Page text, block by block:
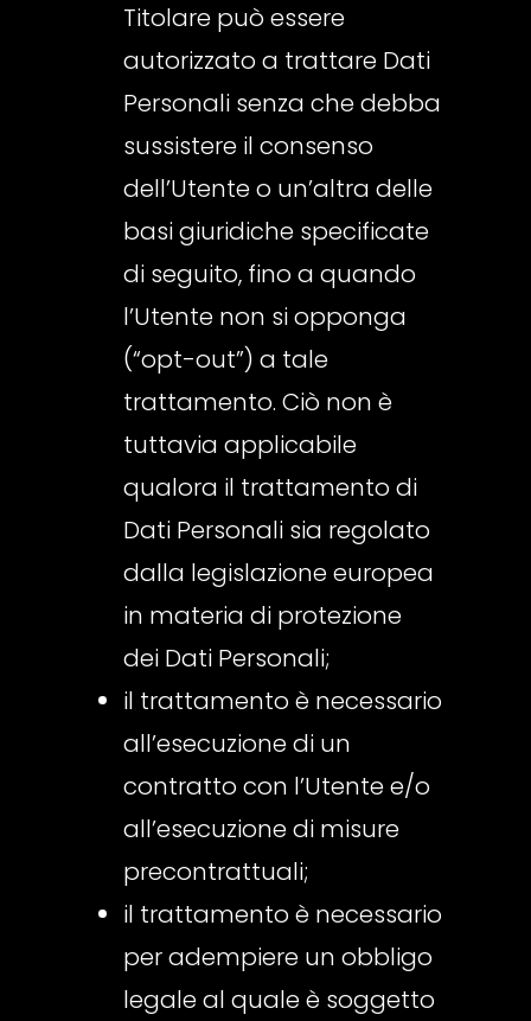
Titolare può essere
autorizzato a trattare Dati
Personali senza che debba
sussistere il consenso
dell’Utente o un’altra delle
basi giuridiche specificate
di seguito, fino a quando
l’Utente non si opponga
(“opt-out”) a tale
trattamento. Ciò non è
tuttavia applicabile
qualora il trattamento di
Dati Personali sia regolato
dalla legislazione europea
in materia di protezione
dei Dati Personali;
il trattamento è necessario
all’esecuzione di un
contratto con l’Utente e/o
all’esecuzione di misure
precontrattuali;
il trattamento è necessario
per adempiere un obbligo
legale al quale è soggetto